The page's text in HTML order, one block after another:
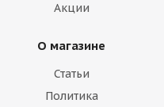
Акции
О магазине
Статьи
Политика